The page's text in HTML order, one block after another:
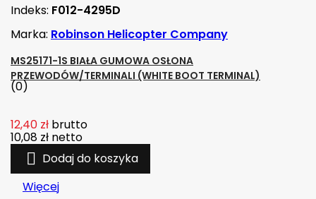
Indeks: F012-4295D
Marka: Robinson Helicopter Company
MS25171-1S BIAŁA GUMOWA OSŁONA
PRZEWODÓW/TERMINALI (WHITE BOOT TERMINAL)
(0)
12,40 zł brutto
10,08 zł netto
 Dodaj do koszyka
Więcej